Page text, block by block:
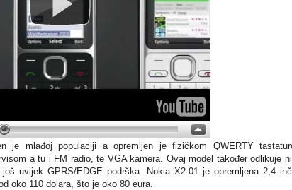
je mlađoj populaciji a opremljen je fizičkom QWERTY
a tu i FM radio, te VGA kamera. Ovaj model također odlikuje
uvijek GPRS/EDGE podrška. Nokia X2-01 je opremljena 2,4
oko 110 dolara, što je oko 80 eura.